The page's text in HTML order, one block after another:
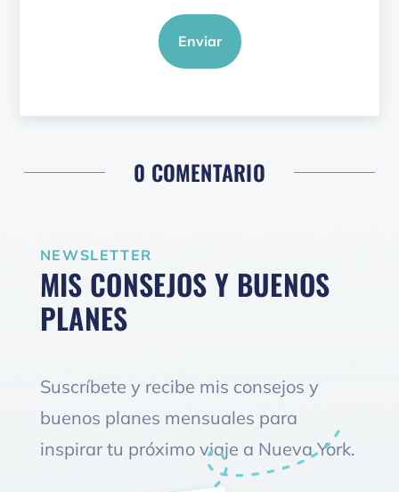
Enviar
0 COMENTARIO
NEWSLETTER
MIS CONSEJOS Y BUENOS
PLANES
Suscríbete y recibe mis consejos y
buenos planes mensuales para
inspirar tu próximo viaje a Nueva York.